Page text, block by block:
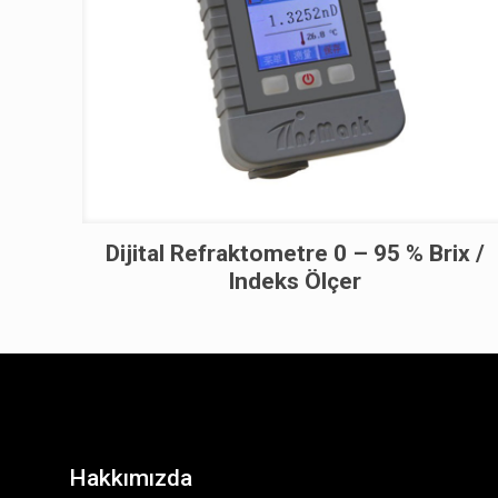
Dijital Refraktometre 0 – 95 % Brix /
Indeks Ölçer
Hakkımızda